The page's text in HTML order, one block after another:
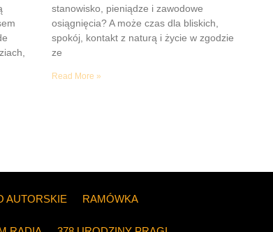
stanowisko, pieniądze i zawodowe
osiągnięcia? A może czas dla bliskich,
spokój, kontakt z naturą i życie w zgodzie
ze
Read More »
AUTORSKIE RAMÓWKA